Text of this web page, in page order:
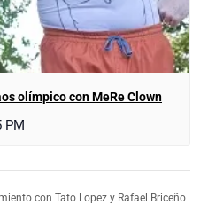
olímpico con MeRe Clown
PM
con Tato Lopez y Rafael Briceño